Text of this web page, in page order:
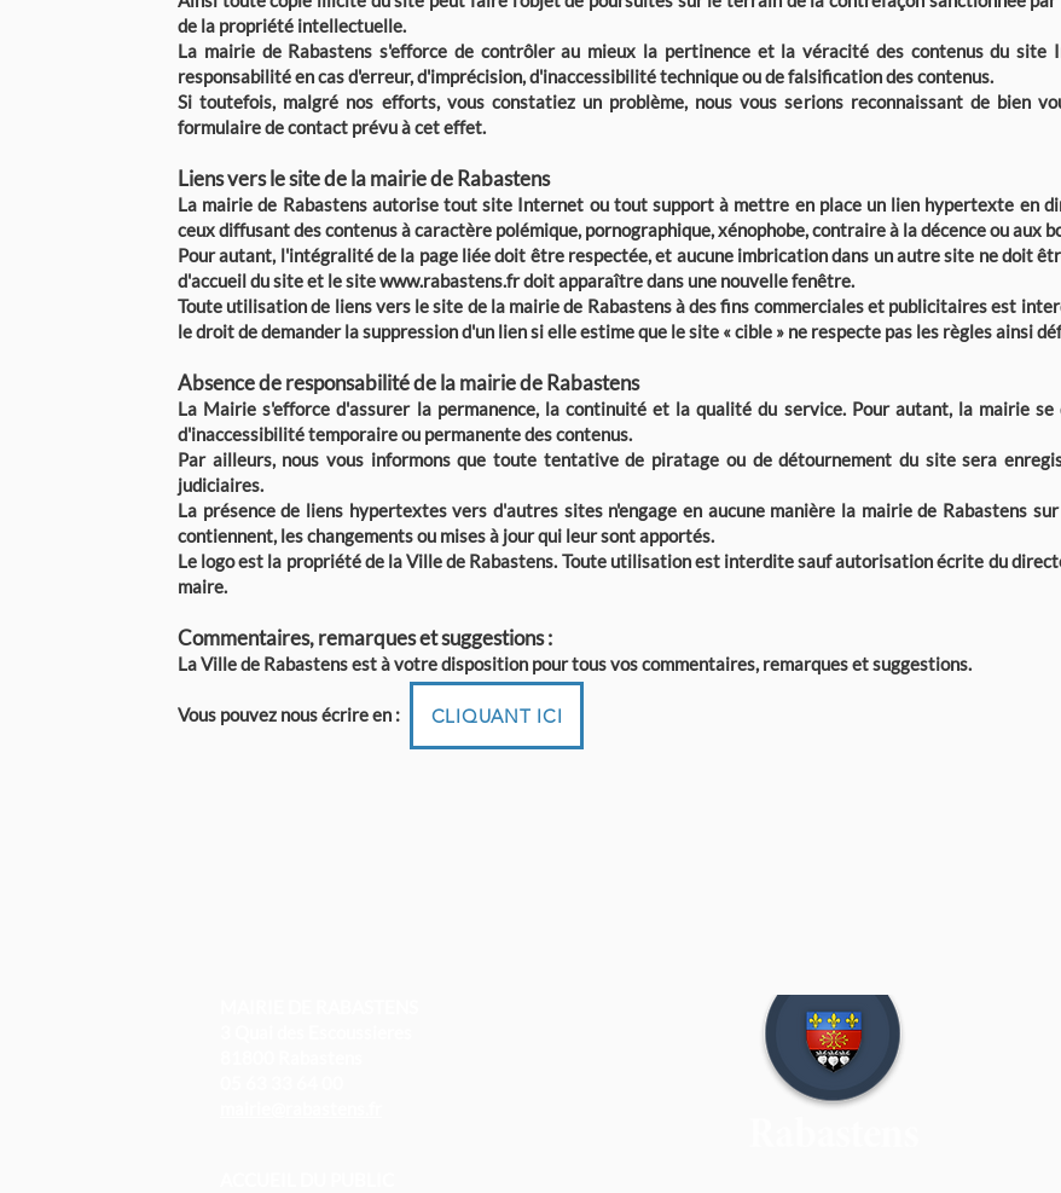
de la propriété intellectuelle.
La mairie de Rabastens s'efforce de contrôler au mieux la pertinence et la véracité des contenus du site
responsabilité en cas d'erreur, d'imprécision, d'inaccessibilité technique ou de falsification des contenus.
Si toutefois, malgré nos efforts, vous constatiez un problème, nous vous serions reconnaissant de bien
formulaire de contact prévu à cet effet.
Liens vers le site de la mairie de Rabastens
La mairie de Rabastens autorise tout site Internet ou tout support à mettre en place un lien hypertexte en
ceux diffusant des contenus à caractère polémique, pornographique, xénophobe, contraire à la décence ou aux
Pour autant, l'intégralité de la page liée doit être respectée, et aucune imbrication dans un autre site ne doit
d'accueil du site et le sitewww.rabastens.frdoit apparaître dans une nouvelle fenêtre.
Toute utilisation de liens vers le site de la mairie de Rabastens à des fins commerciales et publicitaires est
le droit de demander la suppression d'un lien si elle estime que le site « cible » ne respecte pas les règles ainsi
Absence de responsabilité de la mairie de Rabastens
La Mairie s'efforce d'assurer la permanence, la continuité et la qualité du service. Pour autant, la mairie
d'inaccessibilité temporaire ou permanente des contenus.
Par ailleurs, nous vous informons que toute tentative de piratage ou de détournement du site sera
judiciaires.
La présence de liens hypertextes vers d'autres sites n'engage en aucune manière la mairie de Rabastens
contiennent, les changements ou mises à jour qui leur sont apportés.
Le logo est la propriété de la Ville de Rabastens. Toute utilisation est interdite sauf autorisation écrite du
maire.
Commentaires, remarques et suggestions :
La Ville de Rabastens est à votre disposition pour tous vos commentaires, remarques et suggestions.
Vous pouvez nous écrire en : CLIQUANT ICI